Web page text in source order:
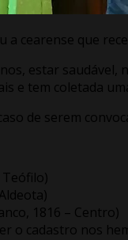
cearense que
estar
e tem coletada
de serem
Teófilo)
1816 – Centro)
o cadastro nos